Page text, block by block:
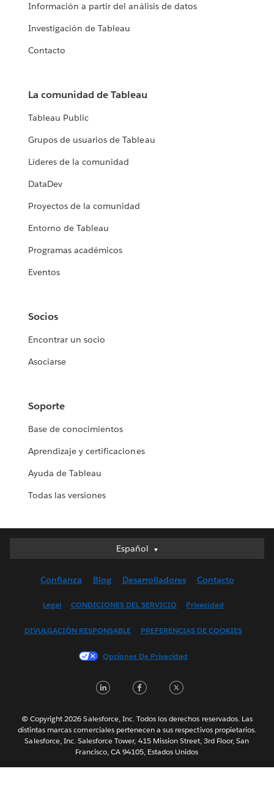
Información a partir del análisis de datos
Investigación de Tableau
Contacto
La comunidad de Tableau
Tableau Public
Grupos de usuarios de Tableau
Líderes de la comunidad
DataDev
Proyectos de la comunidad
Entorno de Tableau
Programas académicos
Eventos
Socios
Encontrar un socio
Asociarse
Soporte
Base de conocimientos
Aprendizaje y certificaciones
Ayuda de Tableau
Todas las versiones
Español
Español
English (UK)
Français (France)
한국어
Português
Svenska
ไทย
简体中文
Confianza Blog Desarrolladores Contacto
Legal CONDICIONES DEL SERVICIO Privacidad
DIVULGACIÓN RESPONSABLE PREFERENCIAS DE COOKIES
Opciones De Privacidad
LinkedInFacebook
© Copyright 2026 Salesforce, Inc. Todos los derechos reservados. Las
distintas marcas comerciales pertenecen a sus respectivos propietarios.
Salesforce, Inc. Salesforce Tower, 415 Mission Street, 3rd Floor, San
Francisco, CA 94105, Estados Unidos